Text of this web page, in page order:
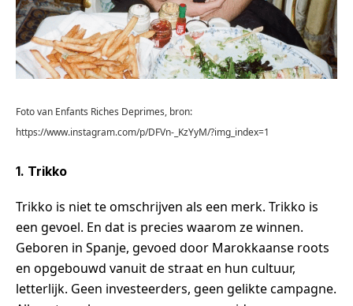
Foto van Enfants Riches Deprimes, bron:
https://www.instagram.com/p/DFVn-_KzYyM/?img_index=1
1. Trikko
Trikko is niet te omschrijven als een merk. Trikko is
een gevoel. En dat is precies waarom ze winnen.
Geboren in Spanje, gevoed door Marokkaanse roots
en opgebouwd vanuit de straat en hun cultuur,
letterlijk. Geen investeerders, geen gelikte campagne.